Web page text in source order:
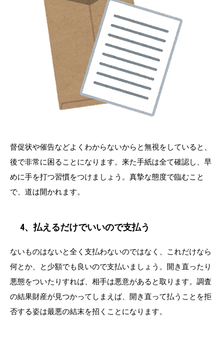
督促状や催告などよくわからないからと無視をしていると、
後で非常に困ることになります。来た手紙は全て確認し、早
めに手を打つ習慣をつけましょう。真摯な態度で臨むこと
で、道は開かれます。
4、払えるだけでいいので支払う
ないものはないと全く支払わないのではなく、これだけなら
何とか、と少額でも良いので支払いましょう。開き直ったり
悪態をついたりすれば、相手は悪意があると取ります。調査
の結果財産が見つかってしまえば、開き直って払うことを拒
否する姿は最悪の結末を招くことになります。